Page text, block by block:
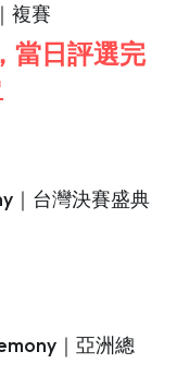
複賽
當日評選完
｜台灣決賽盛典
｜亞洲總